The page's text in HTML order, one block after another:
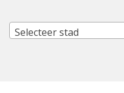
Selecteer stad